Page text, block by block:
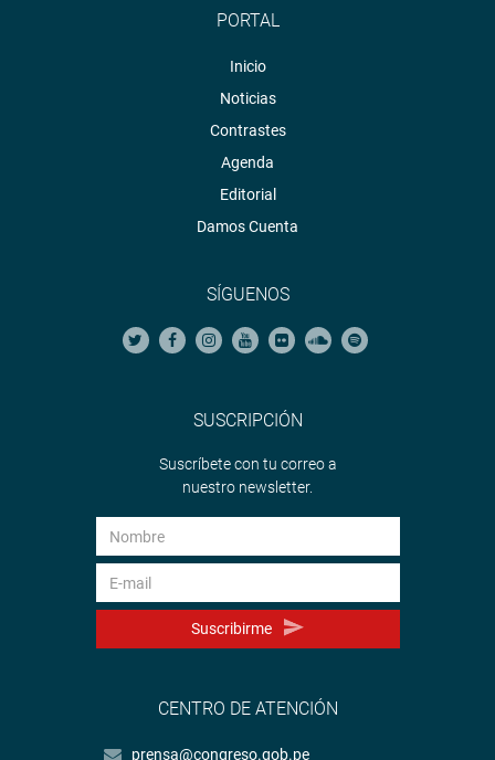
PORTAL
Inicio
Noticias
Contrastes
Agenda
Editorial
Damos Cuenta
SÍGUENOS
SUSCRIPCIÓN
Suscríbete con tu correo a
nuestro newsletter.
Suscribirme
CENTRO DE ATENCIÓN
prensa@congreso.gob.pe